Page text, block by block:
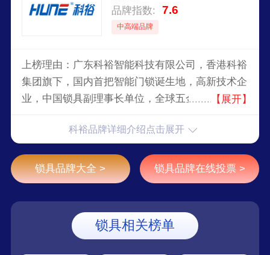
品牌指数: 7.6
中高端品牌
上榜理由：广东科裕智能科技有限公司，香港科裕
集团旗下，国内首把智能门锁诞生地，高新技术企
业，中国锁具副理事长单位，全球五金专家委员会
【展开】
科裕品牌详细介绍点击展开
锁具品牌大全 > 锁具品牌在线投票 >
锁具相关榜单